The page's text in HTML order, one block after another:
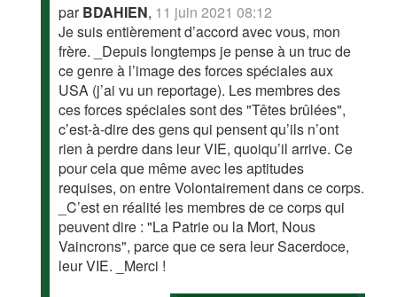
parBDAHIEN, 11 juin 2021 08:12
Je suis entièrement d’accord avec vous, mon
frère. _Depuis longtemps je pense à un truc de
ce genre à l’image des forces spéciales aux
USA (j’ai vu un reportage). Les membres des
ces forces spéciales sont des "Têtes brûlées",
c’est-à-dire des gens qui pensent qu’ils n’ont
rien à perdre dans leur VIE, quoiqu’il arrive. Ce
pour cela que même avec les aptitudes
requises, on entre Volontairement dans ce corps.
_C’est en réalité les membres de ce corps qui
peuvent dire : "La Patrie ou la Mort, Nous
Vaincrons", parce que ce sera leur Sacerdoce,
leur VIE. _Merci !